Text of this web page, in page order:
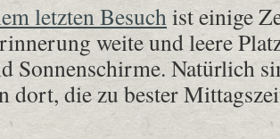
letzten Besuchist einige
weite und leere
Sonnenschirme. Natürlich
dort, die zu bester